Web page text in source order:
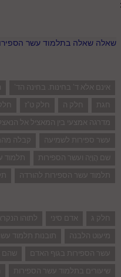
שאלה שאלה בתלמוד עשר
אינם אלא ד' בחינות. בחינה הד'
חגת
חלק ה חלק ט"ז
מדרגה אמצעי בין המאציל אל
עשר ספירות לשמיעה
קבלה
שם הֲוָיָה ועשר הספירות
תלמוד
תלמוד עשר הספירות להורדה
חלק ג אדם סיני לתוהו
מיעוט הלבנה
תובנות תלמוד
עשר הספירות בגוף האדם
שהם
שיעורים בתלמוד עשר הספירות